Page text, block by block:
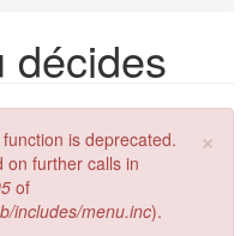
décides
×
is deprecated.
on further calls in
of
includes/menu.inc).